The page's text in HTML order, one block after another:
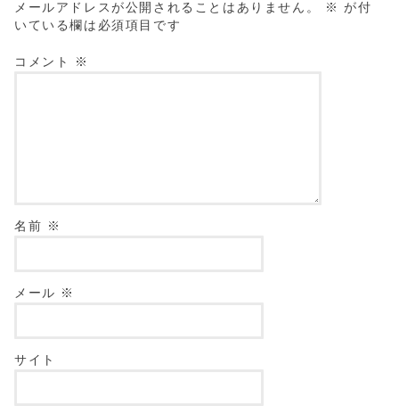
メールアドレスが公開されることはありません。 ※ が付
いている欄は必須項目です
コメント ※
名前 ※
メール ※
サイト